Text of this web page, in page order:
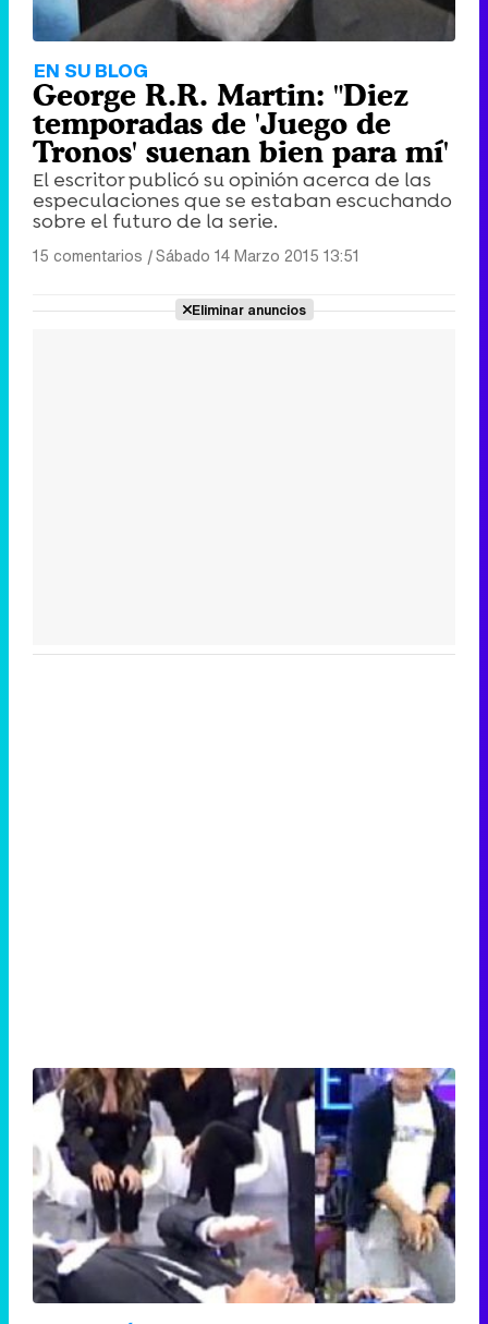
EN SU BLOG
George R.R. Martin: "Diez
temporadas de 'Juego de
Tronos' suenan bien para mí'
El escritor publicó su opinión acerca de las
especulaciones que se estaban escuchando
sobre el futuro de la serie.
15 comentarios |Sábado 14 Marzo 2015 13:51
Eliminar anuncios